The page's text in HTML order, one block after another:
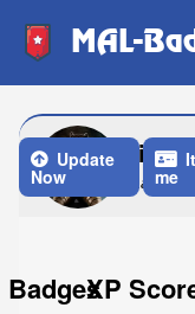
MAL-
Last
Update
Now me
BadgesXP